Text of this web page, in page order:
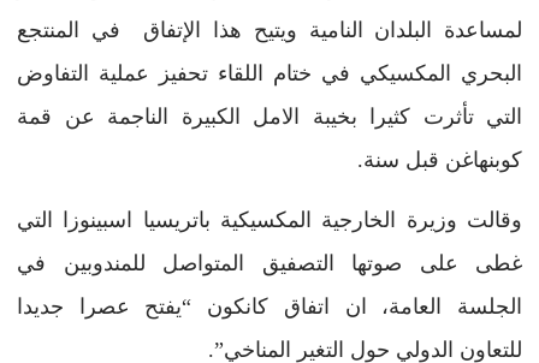
لمساعدة البلدان النامية ويتيح هذا الإتفاق في المنتجع
البحري المكسيكي في ختام اللقاء تحفيز عملية التفاوض
التي تأثرت كثيرا بخيبة الامل الكبيرة الناجمة عن قمة
كوبنهاغن قبل سنة.
وقالت وزيرة الخارجية المكسيكية باتريسيا اسبينوزا التي
غطى على صوتها التصفيق المتواصل للمندوبين في
الجلسة العامة، ان اتفاق كانكون “يفتح عصرا جديدا
للتعاون الدولي حول التغير المناخي”.